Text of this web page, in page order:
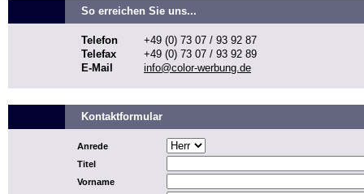
So erreichen Sie uns...
Telefon
+49 (0) 73 07 / 93 92 87
Telefax
+49 (0) 73 07 / 93 92 89
E-Mail
info@color-werbung.de
Kontaktformular
Anrede
Titel
Vorname